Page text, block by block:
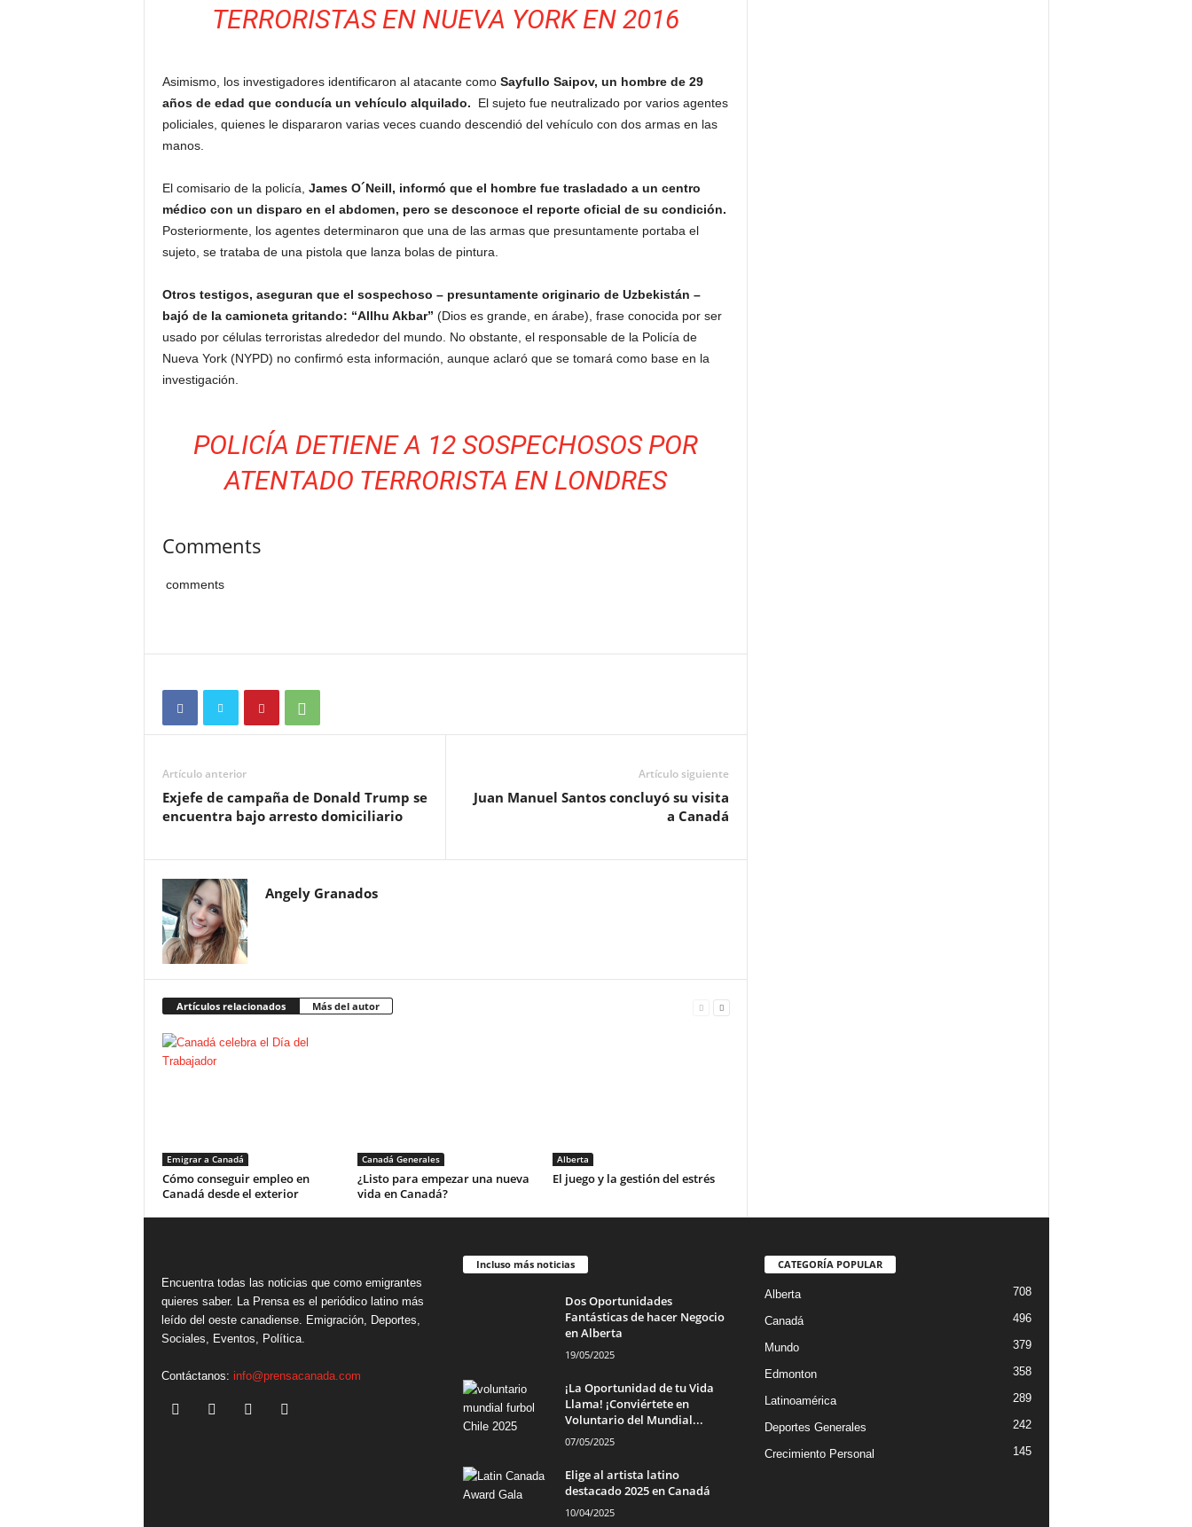
TERRORISTAS EN NUEVA YORK EN 2016
Asimismo, los investigadores identificaron al atacante como Sayfullo Saipov, un hombre de 29
años de edad que conducía un vehículo alquilado. El sujeto fue neutralizado por varios agentes
policiales, quienes le dispararon varias veces cuando descendió del vehículo con dos armas en las
manos.
El comisario de la policía, James O´Neill, informó que el hombre fue trasladado a un centro
médico con un disparo en el abdomen, pero se desconoce el reporte oficial de su condición.
Posteriormente, los agentes determinaron que una de las armas que presuntamente portaba el
sujeto, se trataba de una pistola que lanza bolas de pintura.
Otros testigos, aseguran que el sospechoso – presuntamente originario de Uzbekistán –
bajó de la camioneta gritando: “Allhu Akbar” (Dios es grande, en árabe), frase conocida por ser
usado por células terroristas alrededor del mundo. No obstante, el responsable de la Policía de
Nueva York (NYPD) no confirmó esta información, aunque aclaró que se tomará como base en la
investigación.
POLICÍA DETIENE A 12 SOSPECHOSOS POR
ATENTADO TERRORISTA EN LONDRES
Comments
comments
Artículo anterior
Exjefe de campaña de Donald Trump se
encuentra bajo arresto domiciliario
Artículo siguiente
Juan Manuel Santos concluyó su visita
a Canadá
Angely Granados
Artículos relacionados Más del autor
Emigrar a Canadá
Cómo conseguir empleo en
Canadá desde el exterior
Canadá Generales
¿Listo para empezar una nueva
vida en Canadá?
Alberta
El juego y la gestión del estrés
Encuentra todas las noticias que como emigrantes
quieres saber. La Prensa es el periódico latino más
leído del oeste canadiense. Emigración, Deportes,
Sociales, Eventos, Política.
Contáctanos: info@prensacanada.com
Incluso más noticias
Dos Oportunidades
Fantásticas de hacer Negocio
en Alberta
19/05/2025
¡La Oportunidad de tu Vida
Llama! ¡Conviértete en
Voluntario del Mundial...
07/05/2025
Elige al artista latino
destacado 2025 en Canadá
10/04/2025
CATEGORÍA POPULAR
Alberta 708
Canadá 496
Mundo 379
Edmonton 358
Latinoamérica 289
Deportes Generales 242
Crecimiento Personal 145